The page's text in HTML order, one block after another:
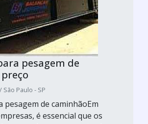
pesagem de
São Paulo - SP
pesagem de caminhãoEm
é essencial que os